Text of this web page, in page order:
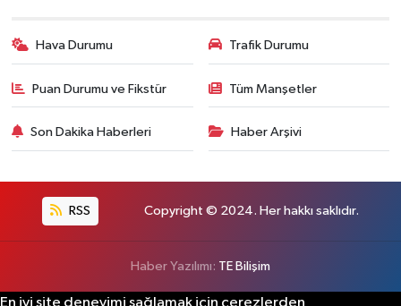
Hava Durumu Trafik Durumu
Puan Durumu ve Fikstür Tüm Manşetler
Son Dakika Haberleri Haber Arşivi
RSS Copyright © 2024. Her hakkı saklıdır.
Haber Yazılımı: TE Bilişim
En iyi site deneyimi sağlamak için çerezlerden